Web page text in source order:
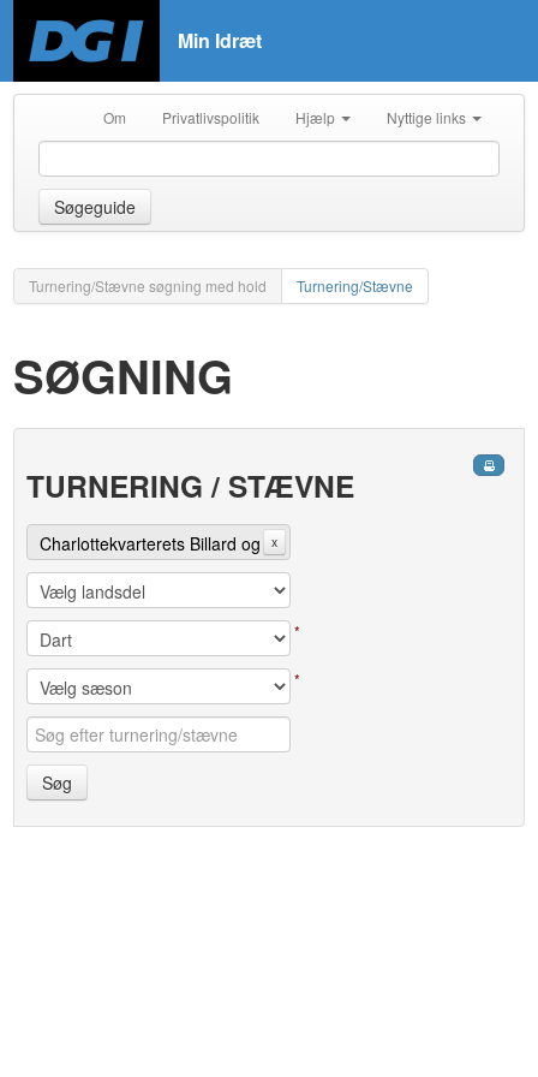
Min Idræt
Om Privatlivspolitik Hjælp Nyttige links
Søgeguide
Turnering/Stævne søgning med hold Turnering/Stævne
SØGNING
TURNERING / STÆVNE
Charlottekvarterets Billard og
Dartklub Grotten
x
*
*